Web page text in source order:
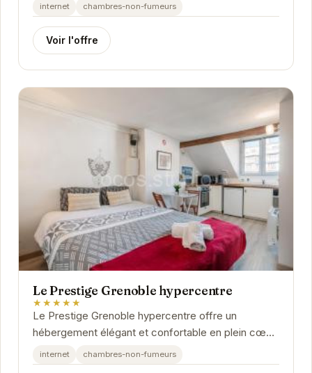
internet chambres-non-fumeurs
Voir l'offre
Le Prestige Grenoble hypercentre
★★★★★
Le Prestige Grenoble hypercentre offre un
hébergement élégant et confortable en plein cœur
de Grenoble. Les chambres sont décorées avec
goût...
internet chambres-non-fumeurs